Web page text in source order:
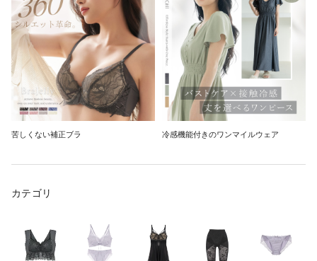
苦しくない補正ブラ 冷感機能付きのワンマイルウェア
カテゴリ